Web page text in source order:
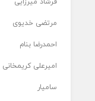
مرتضی خدیوی
احمدرضا بنام
امیرعلی کریمخانی
سامیار